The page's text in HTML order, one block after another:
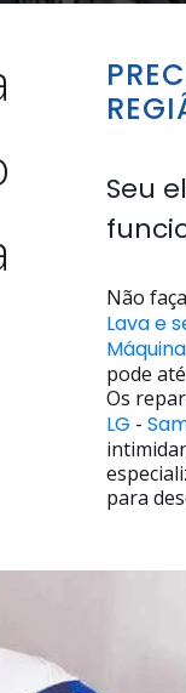
Seu
Não
Lava e
pode
Os
LG -
para